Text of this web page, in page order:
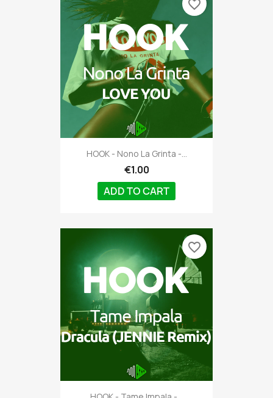
HOOK - Nono La Grinta -...
€1.00
ADD TO CART
favorite_border
favorite_border